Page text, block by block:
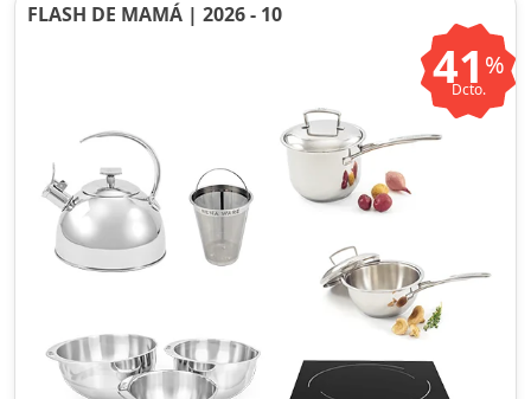
FLASH DE MAMÁ | 2026 - 10
41 %
Dcto.